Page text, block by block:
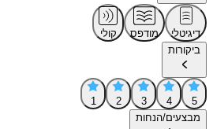
דיגיטלי מודפס
קולי
ביקורות
5
4
3
2
1
מבצעים/הנחות